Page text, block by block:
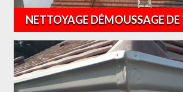
NETTOYAGE DÉMOUSSAGE